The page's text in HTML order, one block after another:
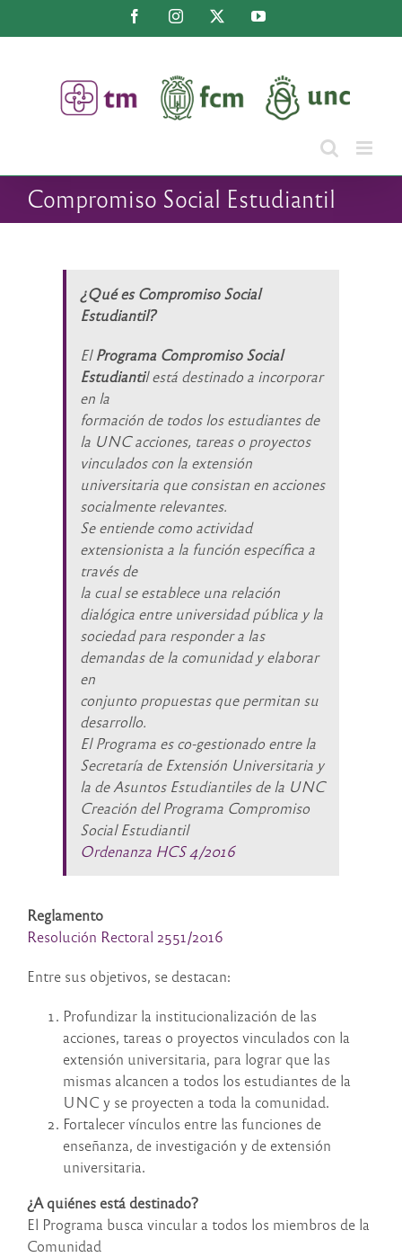
FacebookInstagram YouTube
Compromiso Social Estudiantil
¿Qué es Compromiso Social
Estudiantil?
ElPrograma Compromiso Social
Estudiantil está destinado a incorporar
en la
formación de todos los estudiantes de
la UNC acciones, tareas o proyectos
vinculados con la extensión
universitaria que consistan en acciones
socialmente relevantes.
Se entiende como actividad
extensionista a la función específica a
través de
la cual se establece una relación
dialógica entre universidad pública y la
sociedad para responder a las
demandas de la comunidad y elaborar
en
conjunto propuestas que permitan su
desarrollo.
El Programa es co-gestionado entre la
Secretaría de Extensión Universitaria y
la de Asuntos Estudiantiles de la UNC
Creación del Programa Compromiso
Social Estudiantil
Ordenanza HCS 4/2016
Reglamento
Resolución Rectoral 2551/2016
Entre sus objetivos, se destacan:
Profundizar la institucionalización de las
acciones, tareas o proyectos vinculados con la
extensión universitaria, para lograr que las
mismas alcancen a todos los estudiantes de la
UNC y se proyecten a toda la comunidad.
Fortalecer vínculos entre las funciones de
enseñanza, de investigación y de extensión
universitaria.
¿A quiénes está destinado?
El Programa busca vincular a todos los miembros de la
Comunidad